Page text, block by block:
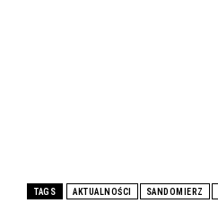
TAGS AKTUALNOŚCI SANDOMIERZ